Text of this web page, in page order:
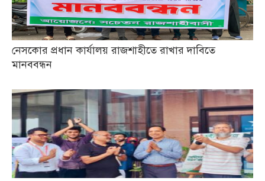
নেসকোর প্রধান কার্যালয় রাজশাহীতে রাখার দাবিতে
মানববন্ধন